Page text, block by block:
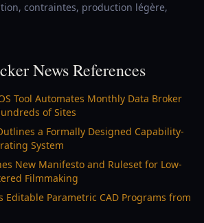
contraintes, production légère,
News References
Tool Automates Monthly Data Broker
of Sites
Outlines a Formally Designed Capability-
System
New Manifesto and Ruleset for Low-
Filmmaking
Editable Parametric CAD Programs from